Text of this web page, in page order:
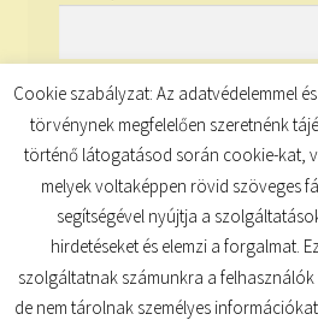
Cookie szabályzat: Az adatvédelemmel
törvénynek megfelelően szeretnénk
történő látogatásod során cookie-kat,
melyek voltaképpen rövid szöveges
segítségével nyújtja a
hirdetéseket és elemzi a forgalmat.
szolgáltatnak számunkra a
de nem tárolnak személyes